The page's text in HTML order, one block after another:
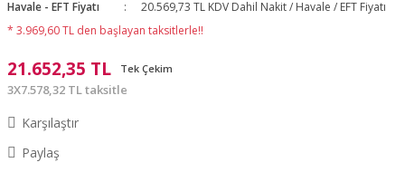
Havale - EFT Fiyatı
20.569,73 TL KDV Dahil Nakit / Havale / EFT Fiyatı
* 3.969,60 TL den başlayan taksitlerle!!
21.652,35 TL Tek Çekim
3X7.578,32 TL taksitle
Karşılaştır
Paylaş